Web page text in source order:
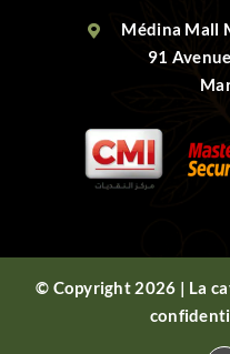
Médina Mall
91
© Copyright 2026 | La